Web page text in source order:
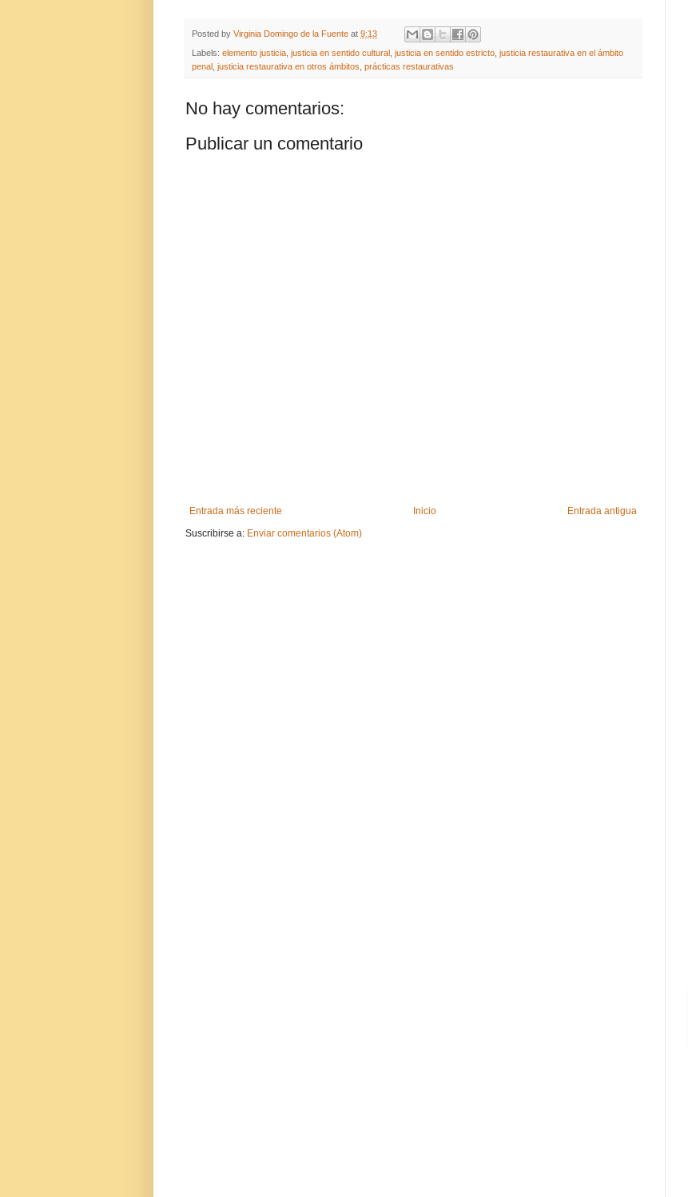
Posted by Virginia Domingo de la Fuente at 9:13
Labels: elemento justicia, justicia en sentido cultural , justicia en sentido estricto, justicia restaurativa en el ámbito
penal , justicia restaurativa en otros ámbitos, prácticas restaurativas
No hay comentarios:
Publicar un comentario
Entrada más reciente Entrada antigua
Inicio
Suscribirse a: Enviar comentarios (Atom)